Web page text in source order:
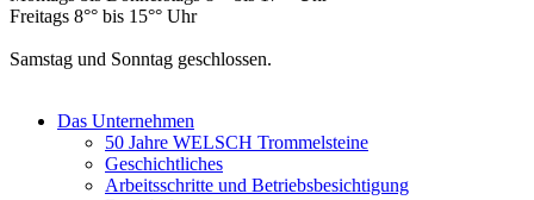
Freitags 8°° bis 15°° Uhr
Samstag und Sonntag geschlossen.
Das Unternehmen
50 Jahre WELSCH Trommelsteine
Geschichtliches
Arbeitsschritte und Betriebsbesichtigung